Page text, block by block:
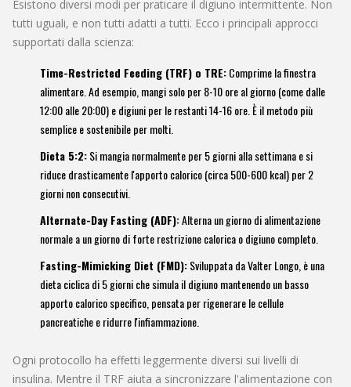
Esistono diversi modi per praticare il digiuno intermittente. Non
tutti uguali, e non tutti adatti a tutti. Ecco i principali approcci
supportati dalla scienza:
Time-Restricted Feeding (TRF) o TRE:Comprime la finestra
alimentare. Ad esempio, mangi solo per 8-10 ore al giorno (come dalle
12:00 alle 20:00) e digiuni per le restanti 14-16 ore. È il metodo più
semplice e sostenibile per molti.
Dieta 5:2:Si mangia normalmente per 5 giorni alla settimana e si
riduce drasticamente l'apporto calorico (circa 500-600 kcal) per 2
giorni non consecutivi.
Alternate-Day Fasting (ADF):Alterna un giorno di alimentazione
normale a un giorno di forte restrizione calorica o digiuno completo.
Fasting-Mimicking Diet (FMD):Sviluppata da Valter Longo, è una
dieta ciclica di 5 giorni che simula il digiuno mantenendo un basso
apporto calorico specifico, pensata per rigenerare le cellule
pancreatiche e ridurre l'infiammazione.
Ogni protocollo ha effetti leggermente diversi sui livelli di
insulina. Mentre il TRF aiuta a sincronizzare l'alimentazione con